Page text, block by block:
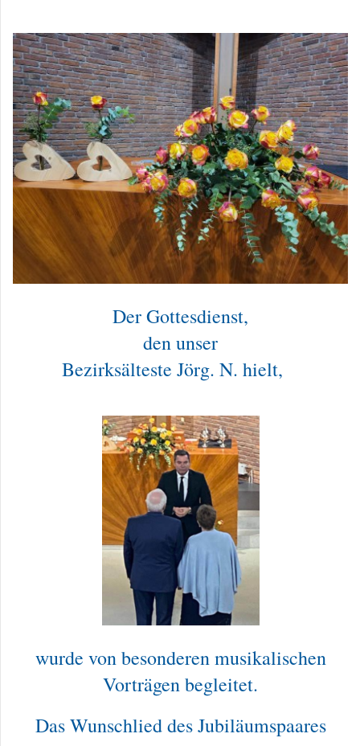
Der Gottesdienst,
den unser
Bezirksälteste Jörg. N. hielt,
wurde von besonderen musikalischen
Vorträgen begleitet.
Das Wunschlied des Jubiläumspaares